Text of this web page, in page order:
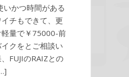
いかつ時間がある
チもできて、更
軽量で￥75000-前
クをとご相談い
FUJIのRAIZとの